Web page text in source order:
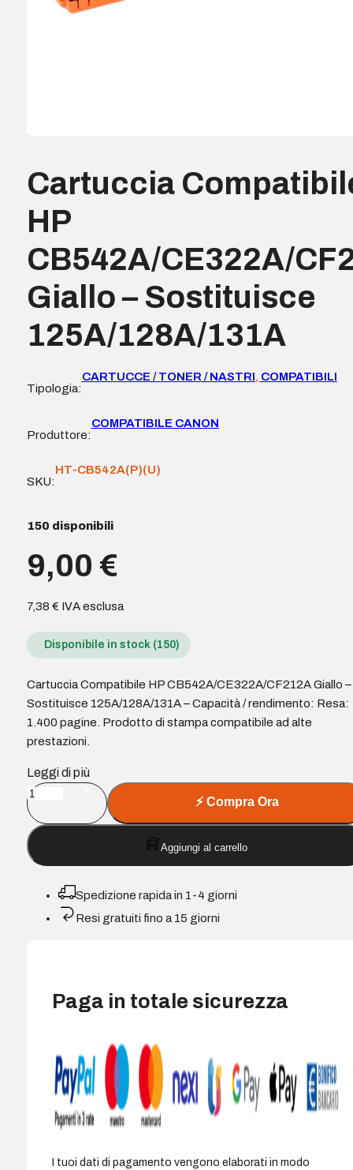
Cartuccia
HP
CB542A/CE322A/
Giallo – Sostituisce
125A/128A/131A
Tipologia:
CARTUCCE / TONER / NASTRI, COMPATIBILI
Produttore:
COMPATIBILE CANON
SKU:
HT-CB542A(P)(U)
150 disponibili
9,00 €
7,38 € IVA esclusa
Disponibile in stock (150)
Cartuccia Compatibile HP CB542A/CE322A/CF212A Giallo –
Sostituisce 125A/128A/131A – Capacità / rendimento: Resa:
1.400 pagine. Prodotto di stampa compatibile ad alte
prestazioni.
Leggi di più
Cartuccia
Compatibile
HP
CB542A/CE322A/CF212A
Giallo
Sostituisce
125A/128A/131A
⚡Compra Ora
Aggiungi al carrello
Spedizione rapida in 1-4 giorni
Resi gratuiti fino a 15 giorni
Paga in totale sicurezza
I tuoi dati di pagamento vengono elaborati in modo